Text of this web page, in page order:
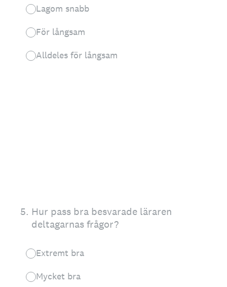
Lagom snabb
För långsam
Alldeles för långsam
5. Hur pass bra besvarade läraren
deltagarnas frågor?
Extremt bra
Mycket bra